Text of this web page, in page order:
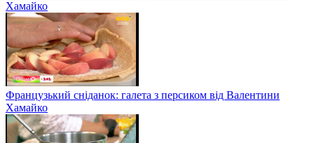
Хамайко
Французький сніданок: галета з персиком від Валентини
Хамайко